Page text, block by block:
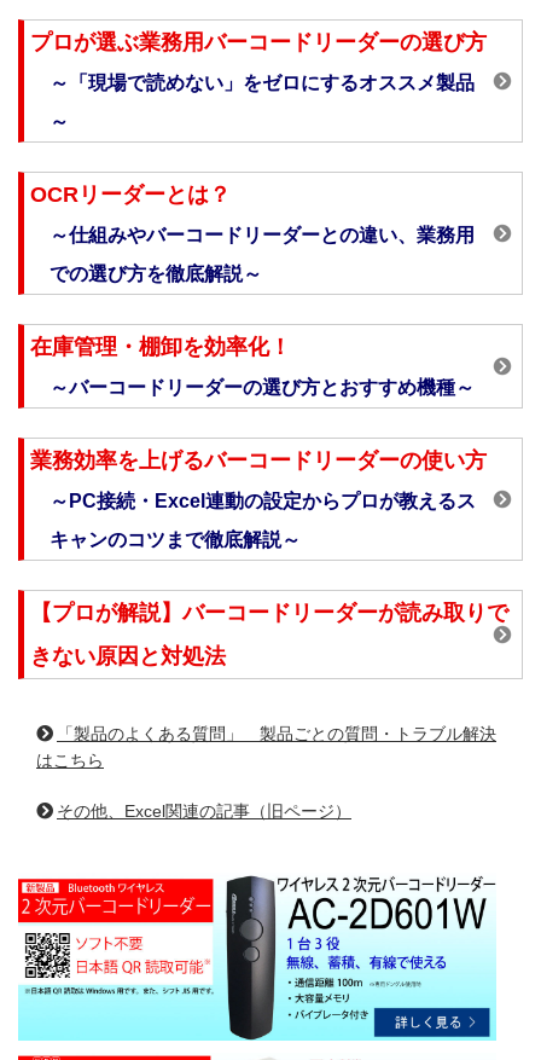
プロが選ぶ業務用バーコードリーダーの選び方
～「現場で読めない」をゼロにするオススメ製品
～
OCRリーダーとは？
～仕組みやバーコードリーダーとの違い、業務用
での選び方を徹底解説～
在庫管理・棚卸を効率化！
～バーコードリーダーの選び方とおすすめ機種～
業務効率を上げるバーコードリーダーの使い方
～PC接続・Excel連動の設定からプロが教えるス
キャンのコツまで徹底解説～
【プロが解説】バーコードリーダーが読み取りで
きない原因と対処法
「製品のよくある質問」 製品ごとの質問・トラブル解決
はこちら
その他、Excel関連の記事（旧ページ）